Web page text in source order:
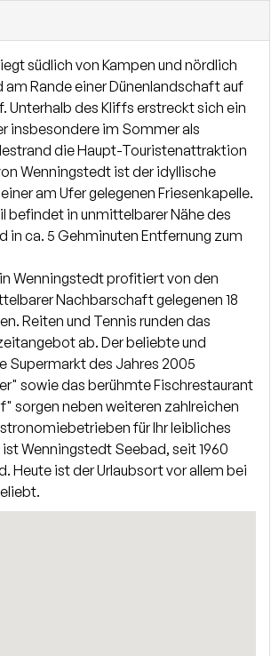
Sylt typischen Stilelementen
damit den höchsten Ansprüchen an
Wohnqualität. Das attraktive Haus,
mit Reet gedeckt ist, wird
errichtet. Die konventionelle
mit der Verwendung von Rotklinker und
lässt Sie die friesische Architektur in
Auf die Verwendung hochwertiger
Wert gelegt.
gelangen Sie direkt in die großzügige
mit dem Wohnbereich verbunden ist.
Sie die geräumige Garderobe sowie
offene Küche sowie die gemütliche
sich ebenfalls auf dieser Ebene. Vom
mit einem Kamin ausgestattet ist,
Terrasse. Im Obergeschoss befinden
Schlafzimmer, ein Ankleidezimmer
Duschbäder. Der Spitzboden bietet
Im Untergeschoss stehen Ihnen ein
mit viel Platz für Abstellmöglichkeiten
sowie eine schöne Sauna und ein
südlich von Kampen und nördlich
am Rande einer Dünenlandschaft auf
Unterhalb des Kliffs erstreckt sich ein
insbesondere im Sommer als
die Haupt-Touristenattraktion
Wenningstedt ist der idyllische
am Ufer gelegenen Friesenkapelle.
befindet in unmittelbarer Nähe des
in ca. 5 Gehminuten Entfernung zum
Wenningstedt profitiert von den
Nachbarschaft gelegenen 18
Reiten und Tennis runden das
ab. Der beliebte und
Supermarkt des Jahres 2005
sowie das berühmte Fischrestaurant
sorgen neben weiteren zahlreichen
für Ihr leibliches
ist Wenningstedt Seebad, seit 1960
Heute ist der Urlaubsort vor allem bei